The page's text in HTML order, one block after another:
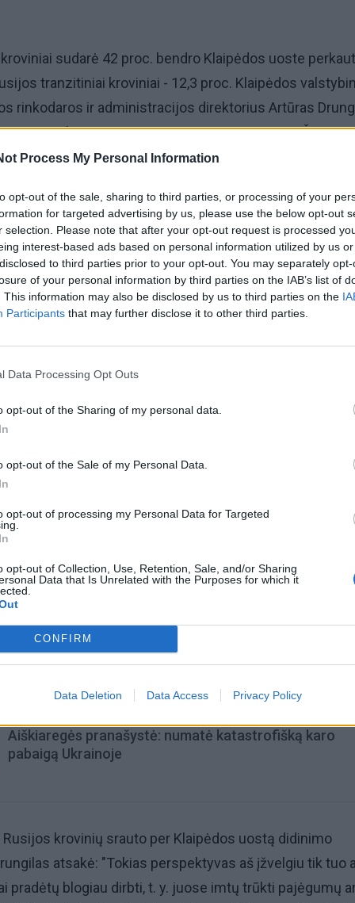
Process My Personal Information
opt-out of the sale, sharing to third parties, or processing of your
for targeted advertising by us, please use the below opt-out
selection. Please note that after your opt-out request is processed
interest-based ads based on personal information utilized by us
to third parties prior to your opt-out. You may separately
of your personal information by third parties on the IAB’s list of
This information may also be disclosed by us to third parties on the
Participants that may further disclose it to other third parties.
Data Processing Opt Outs
opt-out of the Sharing of my personal data.
opt-out of the Sale of my Personal Data.
opt-out of processing my Personal Data for Targeted
opt-out of Collection, Use, Retention, Sale, and/or Sharing
Data that Is Unrelated with the Purposes for which it
CONFIRM
Data Deletion Data Access Privacy Policy
sudarė 42 proc. bendro Klaipėdos uoste
tranzitiniai kroviniai - 12,3 proc. Klaipėdos
rinkodaros ir administracijos direktorius Artūras
krovinių srautas Lietuvos uoste auga. Šiemet
su pernai tuo pačiu laikotarpiu, jų padaugėjo 10,6 proc.
tai naftos produktai ir trąšos, ir tik labai nedidelę dalį
produktai.
viena perkrauta krovinio tona Klaipėdos uoste uždirba
apskaičiuoti gautą naudą. Pusė šių pinigų tenka
o likusią dalį dalinasi krovos kompanija,
direkcija.
Mirė garsi lietuvių aktorė: „Jos vaidmenys išliks
Aiškiaregės pranašystė: numatė katastrofišką karo
pabaigą Ukrainoje
Rusijos krovinių srauto per Klaipėdos uostą didinimo
atsakė: "Tokias perspektyvas aš įžvelgiu tik tuo
pradėtų blogiau dirbti, t. y. juose imtų trūkti pajėgumų